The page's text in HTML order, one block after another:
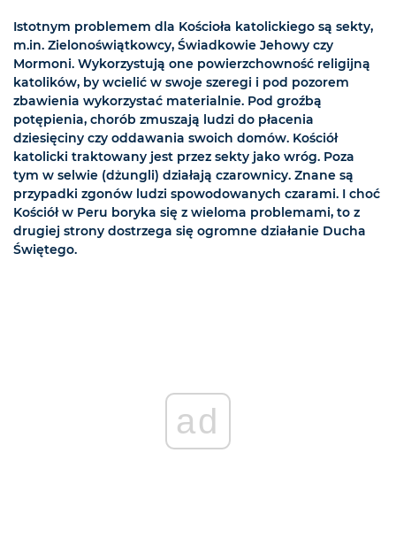
Istotnym problemem dla Kościoła katolickiego są sekty,
m.in. Zielonoświątkowcy, Świadkowie Jehowy czy
Mormoni. Wykorzystują one powierzchowność religijną
katolików, by wcielić w swoje szeregi i pod pozorem
zbawienia wykorzystać materialnie. Pod groźbą
potępienia, chorób zmuszają ludzi do płacenia
dziesięciny czy oddawania swoich domów. Kościół
katolicki traktowany jest przez sekty jako wróg. Poza
tym w selwie (dżungli) działają czarownicy. Znane są
przypadki zgonów ludzi spowodowanych czarami. I choć
Kościół w Peru boryka się z wieloma problemami, to z
drugiej strony dostrzega się ogromne działanie Ducha
Świętego.
ad